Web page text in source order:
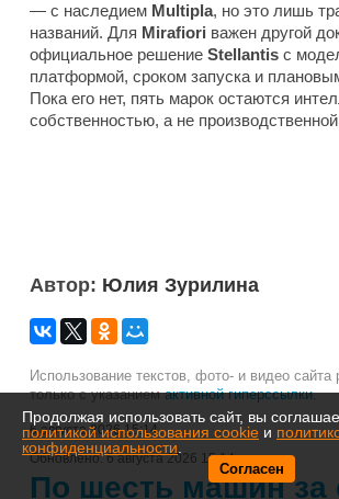
— с наследием Multipla, но это лишь
названий. Для Mirafiori важен другой
официальное решение Stellantis с
платформой, сроком запуска и
Пока его нет, пять марок остаются
собственностью, а не
Автор: Юлия Зурилина
Использование текстов, фото- и видео сайта
только с указаниемактивной гиперссылки.
6 августа 2026 15:14
Обновлено:6 августа 2026 15:14
По шесть машин за
Продолжая использовать сайт, вы
политикой использования cookie и
конфиденциальности
Согласен